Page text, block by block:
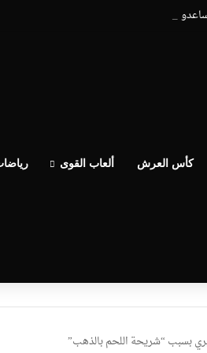
الوداد عيط ليهم قاضي التحقيق.. دابا حتى
كأس العرش ألعاب القوى
بسبب “شريحة اللحم بالذهب”